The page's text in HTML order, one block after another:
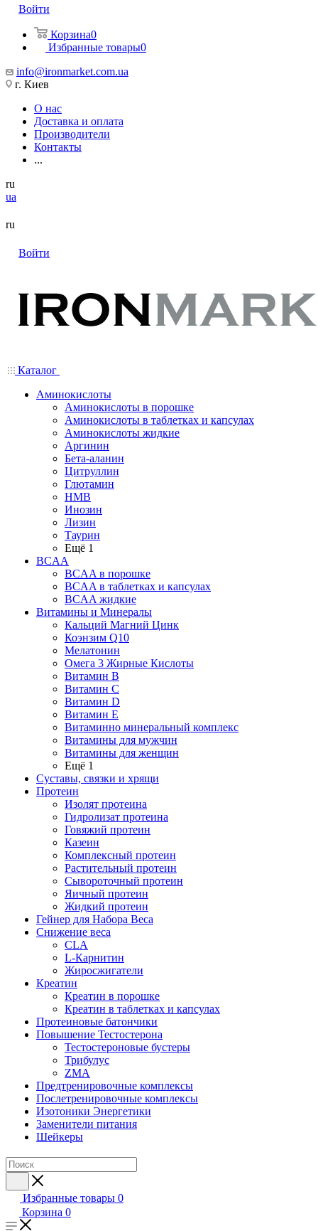
Войти
Корзина0
Избранные товары0
info@ironmarket.com.ua
г. Киев
О нас
Доставка и оплата
Производители
Контакты
...
ru
ua
ru
Войти
Каталог
Аминокислоты
Аминокислоты в порошке
Аминокислоты в таблетках и капсулах
Аминокислоты жидкие
Аргинин
Бета-аланин
Цитруллин
Глютамин
HMB
Инозин
Лизин
Таурин
Ещё 1
BCAA
BCAA в порошке
BCAA в таблетках и капсулах
BCAA жидкие
Витамины и Минералы
Кальций Магний Цинк
Коэнзим Q10
Мелатонин
Омега 3 Жирные Кислоты
Витамин B
Витамин C
Витамин D
Витамин E
Витаминно минеральный комплекс
Витамины для мужчин
Витамины для женщин
Ещё 1
Суставы, связки и хрящи
Протеин
Изолят протеина
Гидролизат протеина
Говяжий протеин
Казеин
Комплексный протеин
Растительный протеин
Сывороточный протеин
Яичный протеин
Жидкий протеин
Гейнер для Набора Веса
Снижение веса
CLA
L-Карнитин
Жиросжигатели
Креатин
Креатин в порошке
Креатин в таблетках и капсулах
Протеиновые батончики
Повышение Тестостерона
Тестостероновые бустеры
Трибулус
ZMA
Предтренировочные комплексы
Послетренировочные комплексы
Изотоники Энергетики
Заменители питания
Шейкеры
Избранные товары 0
Корзина 0